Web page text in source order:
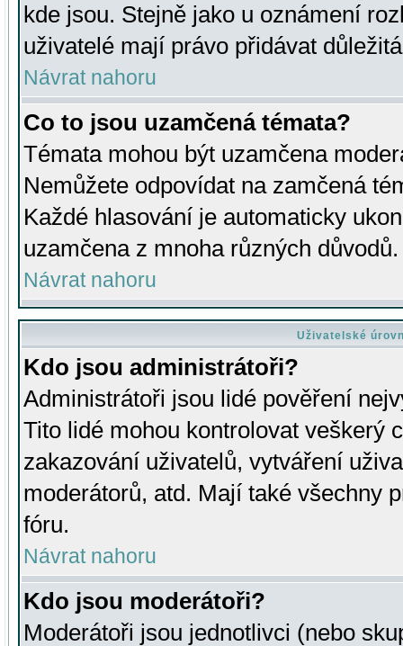
kde jsou. Stejně jako u oznámení
uživatelé mají právo přidávat
Návrat nahoru
Co to jsou uzamčená témata?
Témata mohou být uzamčena
Nemůžete odpovídat na zamčená
Každé hlasování je automaticky
uzamčena z mnoha různých důvodů.
Návrat nahoru
Uživatelské
Kdo jsou administrátoři?
Administrátoři jsou lidé pověření
Tito lidé mohou kontrolovat veškerý
zakazování uživatelů, vytváření
moderátorů, atd. Mají také všechny
fóru.
Návrat nahoru
Kdo jsou moderátoři?
Moderátoři jsou jednotlivci (nebo